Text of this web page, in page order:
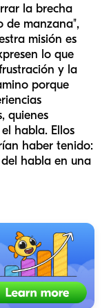
la brecha
de manzana",
misión es
lo que
y la
porque
quienes
habla. Ellos
haber tenido:
habla en una